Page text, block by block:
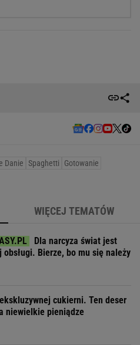
Danie Spaghetti
Gotowanie
WIĘCEJ TEMATÓW
Dla narcyza świat jest
obsługi. Bierze, bo mu się należy
cukierni. Ten deser
niewielkie pieniądze